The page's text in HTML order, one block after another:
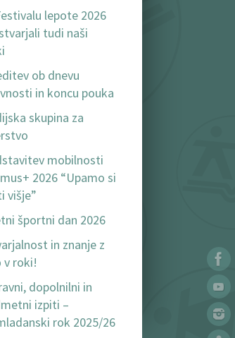
lepote 2026
tudi naši
ob dnevu
in koncu pouka
skupina za
mobilnosti
2026 “Upamo si
višje”
športni dan 2026
in znanje z
v roki!
dopolnilni in
izpiti –
rok 2025/26